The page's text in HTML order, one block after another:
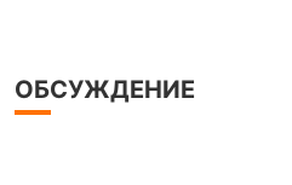
ОБСУЖДЕНИЕ